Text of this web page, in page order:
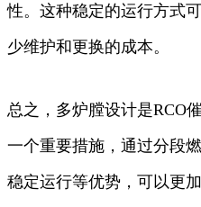
性。这种稳定的运行方式
少维护和更换的成本。
总之，多炉膛设计是RCO
一个重要措施，通过分段
稳定运行等优势，可以更